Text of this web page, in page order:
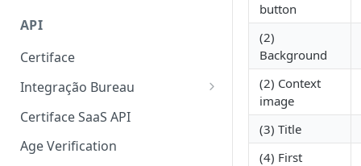
OCR
FaceMatch
Autenticação de Docs
API
Certiface
Integração Bureau
Consulta por Aderência
Certiface Risk Detection
Certiface SaaS API
Age Verification
button
(2)
Background
(2) Context
image
(3) Title
(4) First